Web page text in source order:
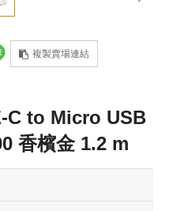
複製賣場連結
C to Micro USB
香檳金 1.2 m